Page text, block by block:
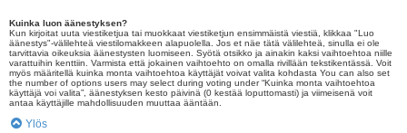
Kuinka luon äänestyksen?
Kun kirjoitat uuta viestiketjua tai muokkaat viestiketjun ensimmäistä viestiä, klikkaa "Luo
äänestys"-välilehteä viestilomakkeen alapuolella. Jos et näe tätä välilehteä, sinulla ei ole
tarvittavia oikeuksia äänestysten luomiseen. Syötä otsikko ja ainakin kaksi vaihtoehtoa niille
varattuihin kenttiin. Varmista että jokainen vaihtoehto on omalla rivillään tekstikentässä. Voit
myös määritellä kuinka monta vaihtoehtoa käyttäjät voivat valita kohdasta You can also set
the number of options users may select during voting under “Kuinka monta vaihtoehtoa
käyttäjä voi valita”, äänestyksen kesto päivinä (0 kestää loputtomasti) ja viimeisenä voit
antaa käyttäjille mahdollisuuden muuttaa ääntään.
Ylös